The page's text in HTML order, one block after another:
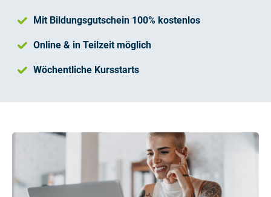
Mit Bildungsgutschein 100% kostenlos
Online & in Teilzeit möglich
Wöchentliche Kursstarts